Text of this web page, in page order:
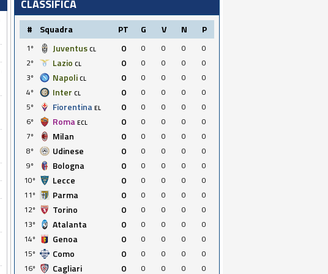
CLASSIFICA
# Squadra PT G V N P
1º Juventus CL 0 0 0 0
0
2º
Lazio CL 0 0 0 0
0
3º
Napoli CL 0 0 0 0
0
4º
Inter CL 0 0 0 0
0
5º
Fiorentina EL 0 0 0 0
0
6º
Roma ECL 0 0 0 0
0
7º
Milan 0 0 0 0
0
8º
Udinese 0 0 0 0
0
9º
Bologna 0 0 0 0
0
10º
Lecce 0 0 0 0
0
11º
Parma 0 0 0 0
0
12º
Torino 0 0 0 0
0
13º
Atalanta 0 0 0 0
0
14º
Genoa 0 0 0 0
0
15º
Como 0 0 0 0
0
16º
Cagliari 0 0 0 0 0